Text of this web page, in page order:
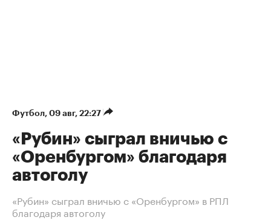
Футбол 09 авг, 22:27
«Рубин» сыграл вничью с
«Оренбургом» благодаря
автоголу
«Рубин» сыграл вничью с «Оренбургом» в РПЛ
благодаря автоголу